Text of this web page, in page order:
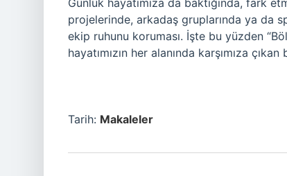
Günlük hayatımıza da baktığında, fark
projelerinde, arkadaş gruplarında ya da
ekip ruhunu koruması. İşte bu yüzden
hayatımızın her alanında karşımıza
Tarih: Makaleler